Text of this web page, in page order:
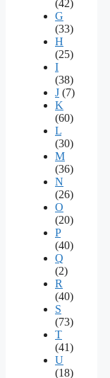
(42)
G
(33)
H
(25)
I
(38)
J (7)
K
(60)
L
(30)
M
(36)
N
(26)
O
(20)
P
(40)
Q
(2)
R
(40)
S
(73)
T
(41)
U
(18)